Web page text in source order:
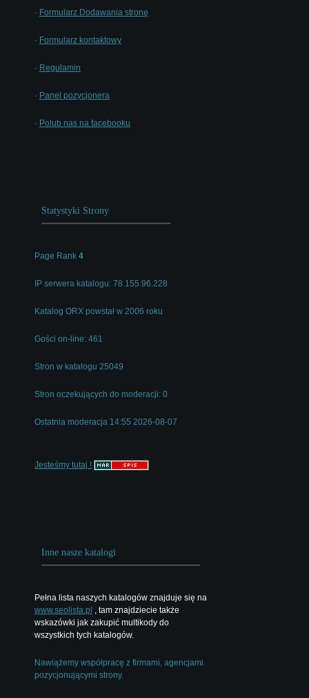
· Formularz Dodawania stronę
· Formularz kontaktowy
· Regulamin
· Panel pozycjonera
· Polub nas na facebooku
Statystyki Strony
Page Rank 4
IP serwera katalogu: 78.155.96.228
Katalog ORX powstał w 2006 roku
Gości on-line: 461
Stron w katalogu 25049
Stron oczekujących do moderacji: 0
Ostatnia moderacja 14:55 2026-08-07
Jesteśmy tutaj !
Inne nasze katalogi
Pełna lista naszych katalogów znajduje się na
www.seolista.pl , tam znajdziecie także
wskazówki jak zakupić multikody do
wszystkich tych katalogów.
Nawiążemy współpracę z firmami, agencjami
pozycjonującymi strony.